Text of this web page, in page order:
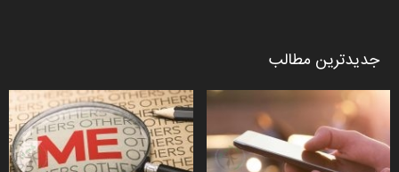
جدیدترین مطالب